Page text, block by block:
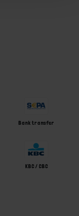
Bank transfer
KBC / CBC